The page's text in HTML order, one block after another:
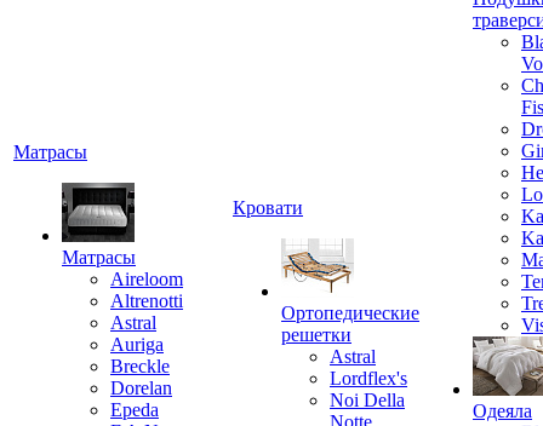
Матрасы
Матрасы
Aireloom
Altrenotti
Astral
Auriga
Breckle
Dorelan
Epeda
Кровати
Ортопедические
решетки
Astral
Lordflex's
Noi Della
Notte
Одеяла